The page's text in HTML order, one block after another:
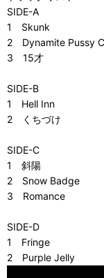
SIDE-A
1 Skunk
2 Dynamite Pussy
3 15才
SIDE-B
1 Hell Inn
2 くちづけ
SIDE-C
1 斜陽
2 Snow Badge
3 Romance
SIDE-D
1 Fringe
2 Purple Jelly